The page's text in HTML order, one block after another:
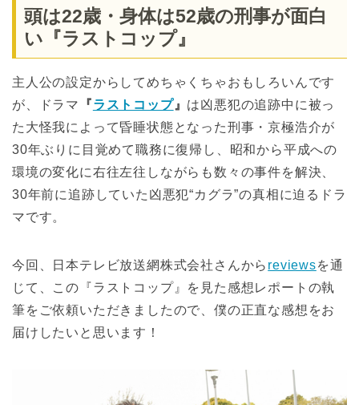
頭は22歳・身体は52歳の刑事が面白
い『ラストコップ』
主人公の設定からしてめちゃくちゃおもしろいんです
が、ドラマ
『ラストコップ』 は凶悪犯の追跡中に被っ
た大怪我によって昏睡状態となった刑事・京極浩介が
30年ぶりに目覚めて職務に復帰し、昭和から平成への
環境の変化に右往左往しながらも数々の事件を解決、
30年前に追跡していた凶悪犯“カグラ”の真相に迫るドラ
マです。
今回、日本テレビ放送網株式会社さんから reviewsを通
じて、この『ラストコップ』を見た感想レポートの執
筆をご依頼いただきましたので、僕の正直な感想をお
届けしたいと思います！